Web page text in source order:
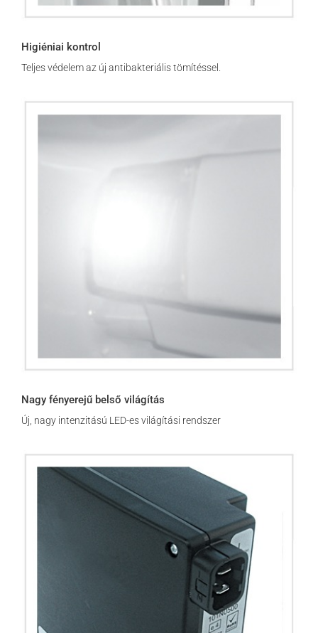
Higiéniai kontrol
Teljes védelem az új antibakteriális tömítéssel.
Nagy fényerejű belső világítás
Új, nagy intenzitású LED-es világítási rendszer